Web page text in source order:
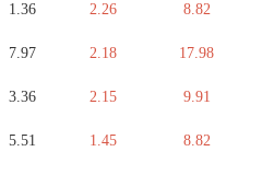
1.36 2.26 8.82
7.97 2.18 17.98
3.36 2.15 9.91
5.51 1.45 8.82